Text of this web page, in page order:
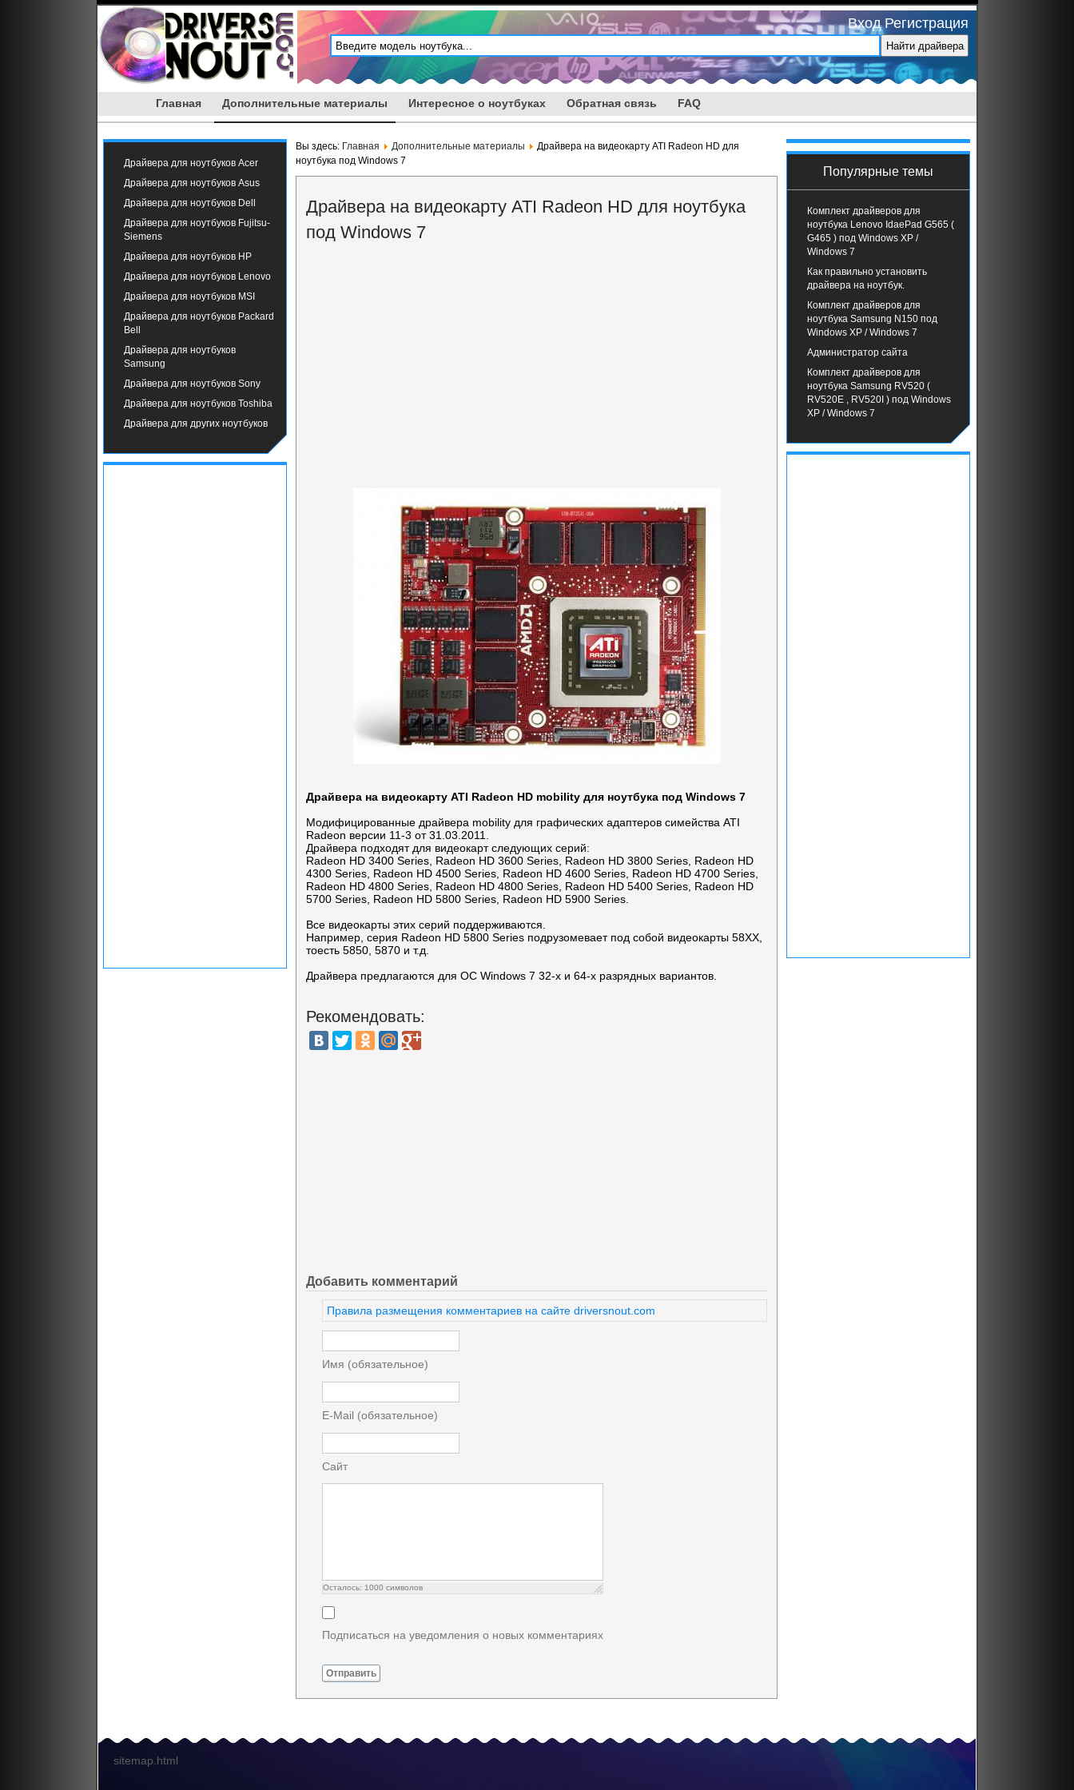
Вход Регистрация
Главная Дополнительные материалы Интересное о ноутбуках Обратная связь FAQ
Драйвера для ноутбуков Acer
Драйвера для ноутбуков Asus
Драйвера для ноутбуков Dell
Драйвера для ноутбуков Fujitsu-
Siemens
Драйвера для ноутбуков HP
Драйвера для ноутбуков Lenovo
Драйвера для ноутбуков MSI
Драйвера для ноутбуков Packard
Bell
Драйвера для ноутбуков
Samsung
Драйвера для ноутбуков Sony
Драйвера для ноутбуков Toshiba
Драйвера для других ноутбуков
Вы здесь: Главная Дополнительные материалы
Драйвера на видеокарту ATI Radeon HD для
ноутбука под Windows 7
Драйвера на видеокарту ATI Radeon HD для ноутбука
под Windows 7
Драйвера на видеокарту ATI Radeon HD mobility для ноутбука под Windows 7
Модифицированные драйвера mobility для графических адаптеров симейства ATI
Radeon версии 11-3 от 31.03.2011.
Драйвера подходят для видеокарт следующих серий:
Radeon HD 3400 Series, Radeon HD 3600 Series, Radeon HD 3800 Series, Radeon HD
4300 Series, Radeon HD 4500 Series, Radeon HD 4600 Series, Radeon HD 4700 Series,
Radeon HD 4800 Series, Radeon HD 4800 Series, Radeon HD 5400 Series, Radeon HD
5700 Series, Radeon HD 5800 Series, Radeon HD 5900 Series.
Все видеокарты этих серий поддерживаются.
Например, серия Radeon HD 5800 Series подрузомевает под собой видеокарты 58ХХ,
тоесть 5850, 5870 и т.д.
Драйвера предлагаются для ОС Windows 7 32-х и 64-х разрядных вариантов.
Рекомендовать:
Добавить комментарий
Правила размещения комментариев на сайте driversnout.com
Имя (обязательное)
E-Mail (обязательное)
Сайт
Осталось: 1000 символов
Подписаться на уведомления о новых комментариях
Отправить
Популярные темы
Комплект драйверов для
ноутбука Lenovo IdaePad G565 (
G465 ) под Windows XP /
Windows 7
Как правильно установить
драйвера на ноутбук.
Комплект драйверов для
ноутбука Samsung N150 под
Windows XP / Windows 7
Администратор сайта
Комплект драйверов для
ноутбука Samsung RV520 (
RV520E , RV520I ) под Windows
XP / Windows 7
sitemap.html